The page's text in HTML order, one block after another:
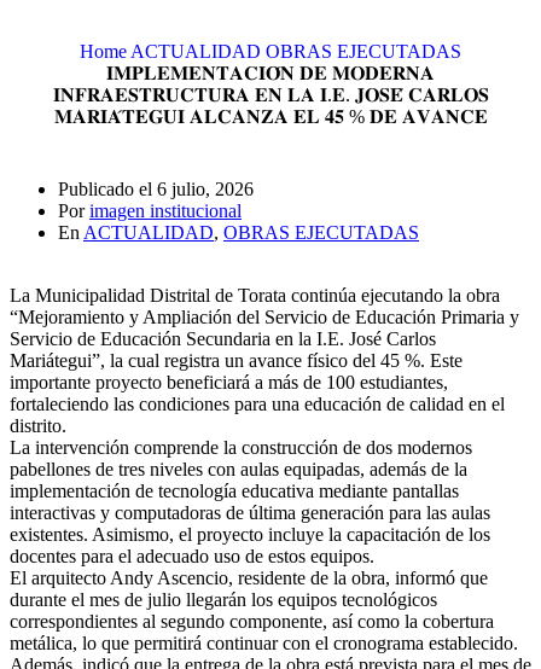
Home ACTUALIDAD OBRAS EJECUTADAS
𝐈𝐌𝐏𝐋𝐄𝐌𝐄𝐍𝐓𝐀𝐂𝐈𝐎́𝐍 𝐃𝐄 𝐌𝐎𝐃𝐄𝐑𝐍𝐀
𝐈𝐍𝐅𝐑𝐀𝐄𝐒𝐓𝐑𝐔𝐂𝐓𝐔𝐑𝐀 𝐄𝐍 𝐋𝐀 𝐈.𝐄. 𝐉𝐎𝐒𝐄́ 𝐂𝐀𝐑𝐋𝐎𝐒
𝐌𝐀𝐑𝐈𝐀́𝐓𝐄𝐆𝐔𝐈 𝐀𝐋𝐂𝐀𝐍𝐙𝐀 𝐄𝐋 𝟒𝟓 % 𝐃𝐄 𝐀𝐕𝐀𝐍𝐂𝐄
Publicado el 6 julio, 2026
Porimagen institucional
En ACTUALIDAD, OBRAS EJECUTADAS
La Municipalidad Distrital de Torata continúa ejecutando la obra
“Mejoramiento y Ampliación del Servicio de Educación Primaria y
Servicio de Educación Secundaria en la I.E. José Carlos
Mariátegui”, la cual registra un avance físico del 45 %. Este
importante proyecto beneficiará a más de 100 estudiantes,
fortaleciendo las condiciones para una educación de calidad en el
distrito.
La intervención comprende la construcción de dos modernos
pabellones de tres niveles con aulas equipadas, además de la
implementación de tecnología educativa mediante pantallas
interactivas y computadoras de última generación para las aulas
existentes. Asimismo, el proyecto incluye la capacitación de los
docentes para el adecuado uso de estos equipos.
El arquitecto Andy Ascencio, residente de la obra, informó que
durante el mes de julio llegarán los equipos tecnológicos
correspondientes al segundo componente, así como la cobertura
metálica, lo que permitirá continuar con el cronograma establecido.
Además, indicó que la entrega de la obra está prevista para el mes de